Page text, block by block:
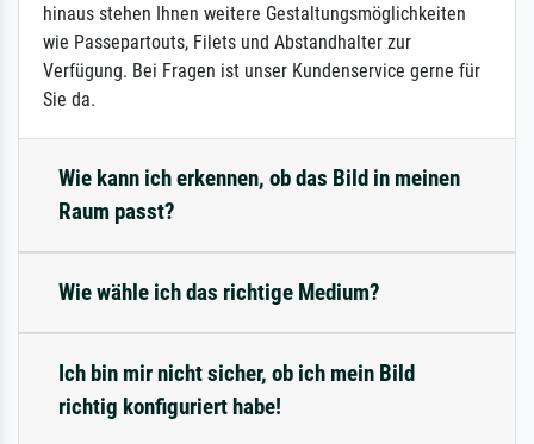
hinaus stehen Ihnen weitere Gestaltungsmöglichkeiten
wie Passepartouts, Filets und Abstandhalter zur
Verfügung. Bei Fragen ist unser Kundenservice gerne für
Sie da.
Wie kann ich erkennen, ob das Bild in meinen
Raum passt?
Wie wähle ich das richtige Medium?
Ich bin mir nicht sicher, ob ich mein Bild
richtig konfiguriert habe!